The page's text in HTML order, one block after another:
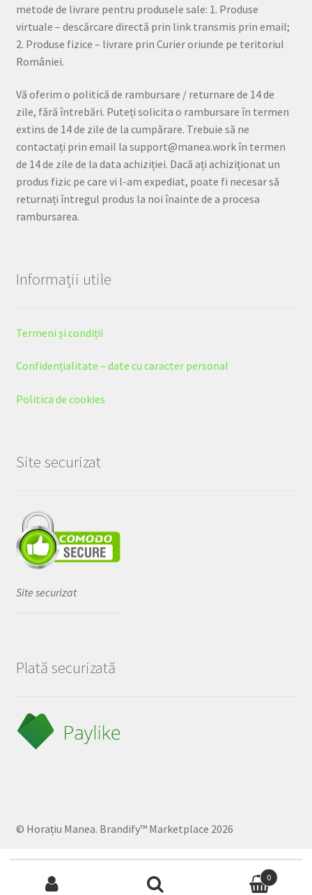
metode de livrare pentru produsele sale: 1. Produse
virtuale – descărcare directă prin link transmis prin email;
2. Produse fizice – livrare prin Curier oriunde pe teritoriul
României.
Vă oferim o politică de rambursare / returnare de 14 de
zile, fără întrebări. Puteți solicita o rambursare în termen
extins de 14 de zile de la cumpărare. Trebuie să ne
contactați prin email la support@manea.work în termen
de 14 de zile de la data achiziției. Dacă ați achiziționat un
produs fizic pe care vi l-am expediat, poate fi necesar să
returnați întregul produs la noi înainte de a procesa
rambursarea.
Informații utile
Termeni și condiții
Confidențialitate – date cu caracter personal
Politica de cookies
Site securizat
Site securizat
Plată securizată
© Horațiu Manea. Brandify™ Marketplace 2026
0